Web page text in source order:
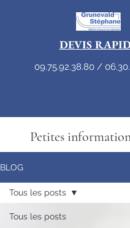
DEVIS
09.75.92.38.80 /
Petites
BLOG
Tous les posts
Tous les posts